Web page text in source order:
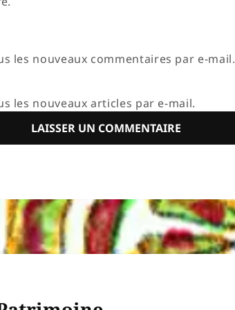
les nouveaux commentaires par e-mail.
les nouveaux articles par e-mail.